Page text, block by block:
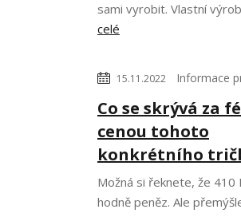
sami vyrobit. Vlastní
celé
15.11.2022 Informace
Co se skrývá za
cenou tohoto
konkrétního
Možná si řeknete, že 410
hodně peněz. Ale